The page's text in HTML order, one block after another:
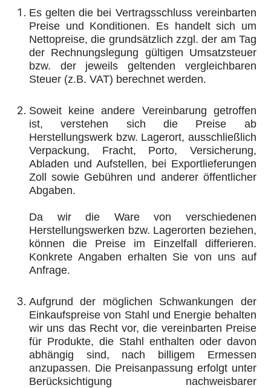
Es gelten die bei Vertragsschluss vereinbarten
Preise und Konditionen. Es handelt sich um
Nettopreise, die grundsätzlich zzgl. der am Tag
der Rechnungslegung gültigen Umsatzsteuer
bzw. der jeweils geltenden vergleichbaren
Steuer (z.B. VAT) berechnet werden.
Soweit keine andere Vereinbarung getroffen
ist, verstehen sich die Preise ab
Herstellungswerk bzw. Lagerort, ausschließlich
Verpackung, Fracht, Porto, Versicherung,
Abladen und Aufstellen, bei Exportlieferungen
Zoll sowie Gebühren und anderer öffentlicher
Abgaben.
Da wir die Ware von verschiedenen
Herstellungswerken bzw. Lagerorten beziehen,
können die Preise im Einzelfall differieren.
Konkrete Angaben erhalten Sie von uns auf
Anfrage.
Aufgrund der möglichen Schwankungen der
Einkaufspreise von Stahl und Energie behalten
wir uns das Recht vor, die vereinbarten Preise
für Produkte, die Stahl enthalten oder davon
abhängig sind, nach billigem Ermessen
anzupassen. Die Preisanpassung erfolgt unter
Berücksichtigung nachweisbarer